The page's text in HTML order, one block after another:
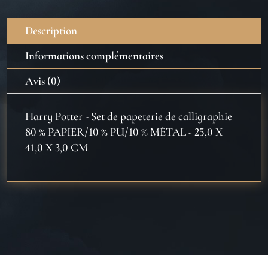
Description
Informations complémentaires
Avis (0)
Harry Potter - Set de papeterie de calligraphie
80 % PAPIER/10 % PU/10 % MÉTAL - 25,0 X
41,0 X 3,0 CM